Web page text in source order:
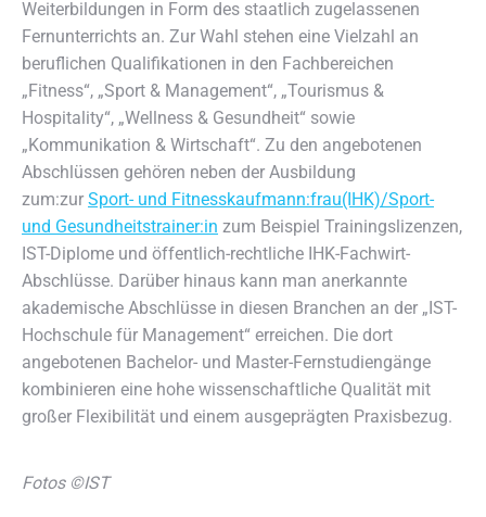
Weiterbildungen in Form des staatlich zugelassenen
Fernunterrichts an. Zur Wahl stehen eine Vielzahl an
beruflichen Qualifikationen in den Fachbereichen
„Fitness“, „Sport & Management“, „Tourismus &
Hospitality“, „Wellness & Gesundheit“ sowie
„Kommunikation & Wirtschaft“. Zu den angebotenen
Abschlüssen gehören neben der Ausbildung
zum:zur Sport- und Fitnesskaufmann:frau(IHK)/Sport-
und Gesundheitstrainer:in zum Beispiel Trainingslizenzen,
IST-Diplome und öffentlich-rechtliche IHK-Fachwirt-
Abschlüsse. Darüber hinaus kann man anerkannte
akademische Abschlüsse in diesen Branchen an der „IST-
Hochschule für Management“ erreichen. Die dort
angebotenen Bachelor- und Master-Fernstudiengänge
kombinieren eine hohe wissenschaftliche Qualität mit
großer Flexibilität und einem ausgeprägten Praxisbezug.
Fotos ©IST